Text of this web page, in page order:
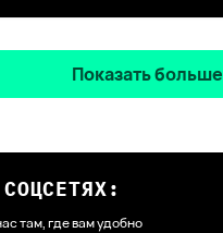
Показать больше
там, где вам удобно